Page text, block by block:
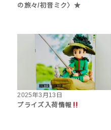
の旅々/初音ミク〉★
2025年3月13日
プライズ入荷情報